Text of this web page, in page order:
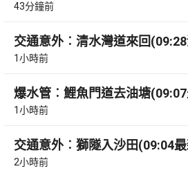
43分鐘前
交通意外︰清水灣道來回
1小時前
爆水管︰鯉魚門道去油塘
1小時前
交通意外︰獅隧入沙田(09:04
2小時前